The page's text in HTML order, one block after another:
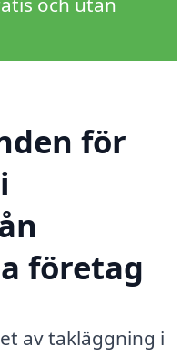
för
företag
av takläggning i